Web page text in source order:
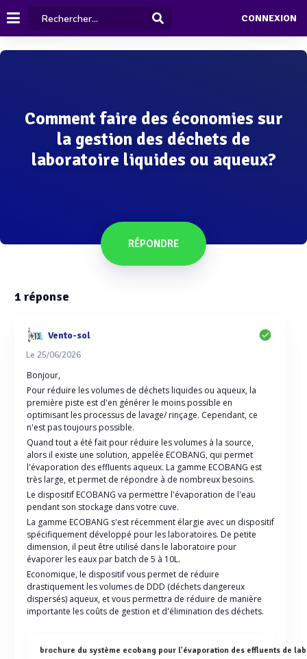
CONNEXION
Comment faire des économies sur
la gestion des déchets de
laboratoire liquides ou aqueux?
RÉPONDRE
1 réponse
Vento-sol
Le 25/06/2026
Bonjour,
Pour réduire les volumes de déchets liquides ou aqueux, la
première piste est d'en générer le moins possible en
optimisant les processus de lavage/ rinçage. Cependant, ce
n'est pas toujours possible.
Quand tout a été fait pour réduire les volumes à la source,
alors il existe une solution, appelée ECOBANG, qui permet
l'évaporation des effluents aqueux. La gamme ECOBANG est
très large, et permet de répondre à de nombreux besoins.
Le dispositif ECOBANG va permettre l'évaporation de l'eau
pendant son stockage dans votre cuve.
La gamme ECOBANG s'est récemment élargie avec un dispositif
spécifiquement développé pour les laboratoires. De petite
dimension, il peut être utilisé dans le laboratoire pour
évaporer les eaux par batch de 5 à 10L.
Economique, le dispositif vous permet de réduire
drastiquement les volumes de DDD (déchets dangereux
dispersés) aqueux, et vous permettra de réduire de manière
importante les coûts de gestion et d'élimination des déchets.